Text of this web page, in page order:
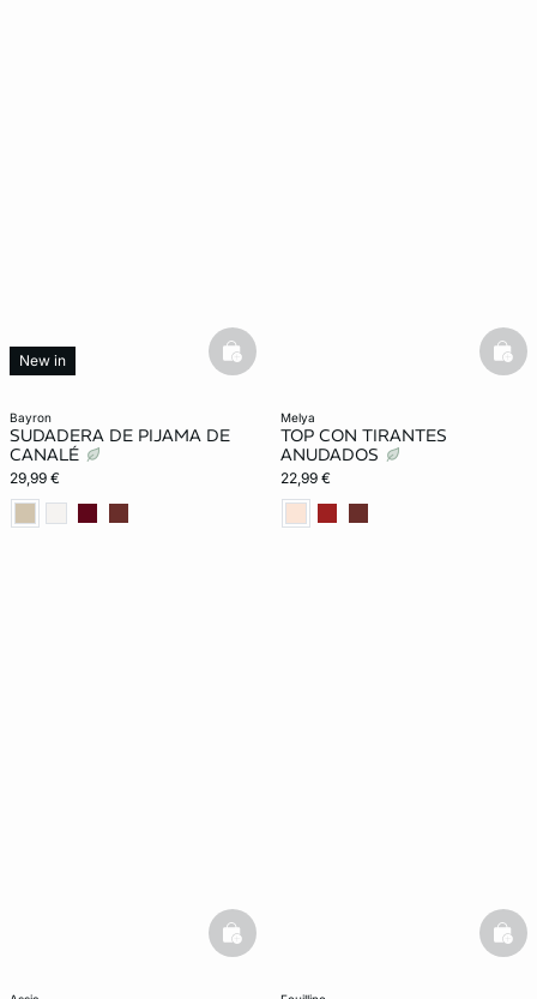
bayron
SUDADERA DE PIJAMA DE
CANALÉ
29,99 €
New in basketfull
melya
TOP CON TIRANTES
ANUDADOS
22,99 €
basketfull